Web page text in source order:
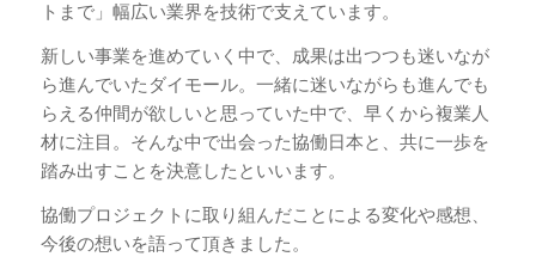
トまで」幅広い業界を技術で支えています。
新しい事業を進めていく中で、成果は出つつも迷いなが
ら進んでいたダイモール。一緒に迷いながらも進んでも
らえる仲間が欲しいと思っていた中で、早くから複業人
材に注目。そんな中で出会った協働日本と、共に一歩を
踏み出すことを決意したといいます。
協働プロジェクトに取り組んだことによる変化や感想、
今後の想いを語って頂きました。